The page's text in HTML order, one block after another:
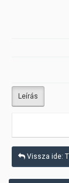
Leírás
Vissza ide: